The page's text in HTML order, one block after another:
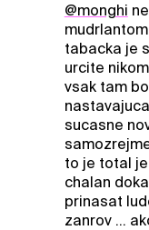
@monghi
tabacka je
urcite
vsak tam
sucasne
to je total
chalan
prinasat
zanrov ...